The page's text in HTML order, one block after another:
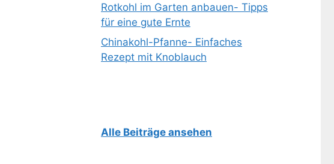
Rotkohl im Garten anbauen- Tipps
für eine gute Ernte
Chinakohl-Pfanne- Einfaches
Rezept mit Knoblauch
Alle Beiträge ansehen